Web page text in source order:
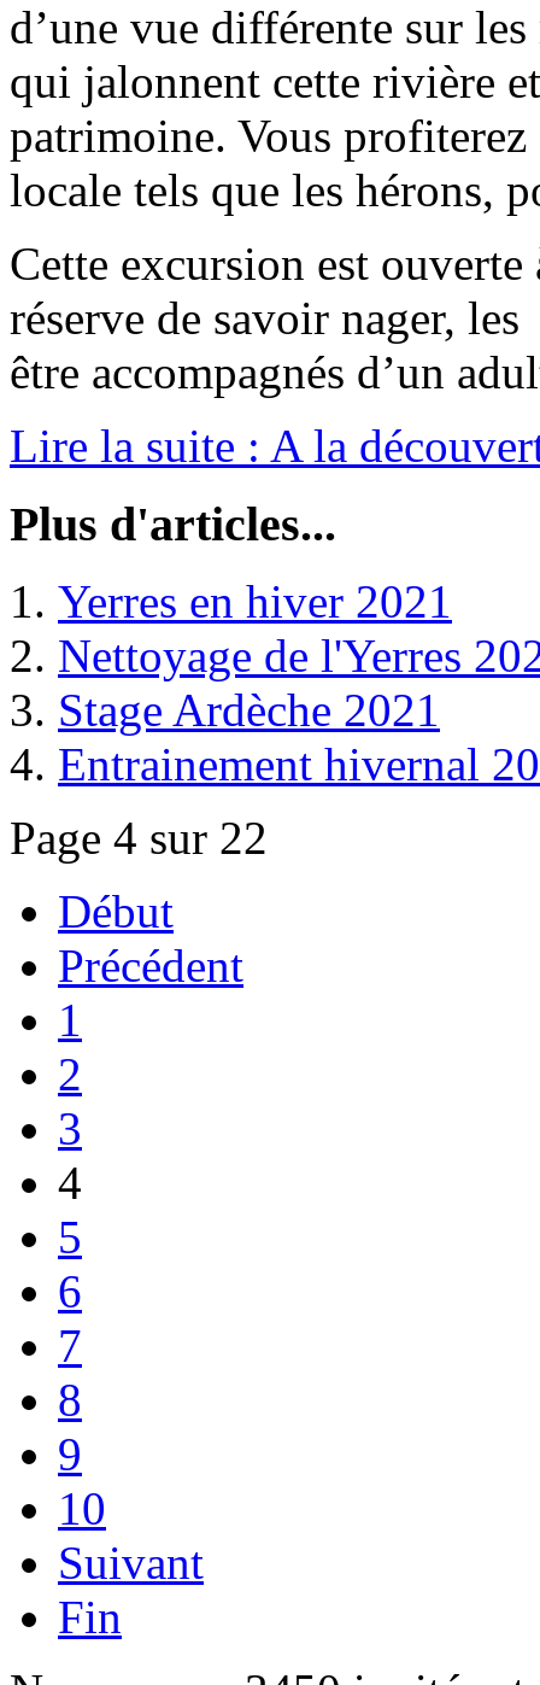
d’une vue différente sur
qui jalonnent cette rivière
patrimoine. Vous
locale tels que les hérons,
Cette excursion est
réserve de savoir nager,
être accompagnés d’un
Lire la suite : A la
Plus d'articles...
Yerres en hiver 2021
Nettoyage de l'Yerres
Stage Ardèche 2021
Entrainement hivernal
Page 4 sur 22
Début
Précédent
1
2
3
4
5
6
7
8
9
10
Suivant
Fin